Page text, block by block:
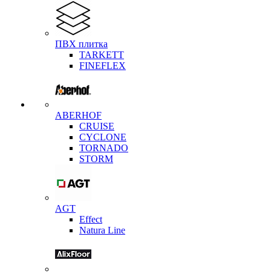
ПВХ плитка
TARKETT
FINEFLEX
ABERHOF
CRUISE
CYCLONE
TORNADO
STORM
AGT
Effect
Natura Line